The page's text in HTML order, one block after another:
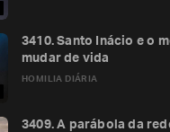
HOMILIA DIÁRIA
3410. Santo Inácio e o
mudar de vida
3409. A parábola da